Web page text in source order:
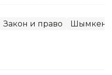
Закон и право Шымкент